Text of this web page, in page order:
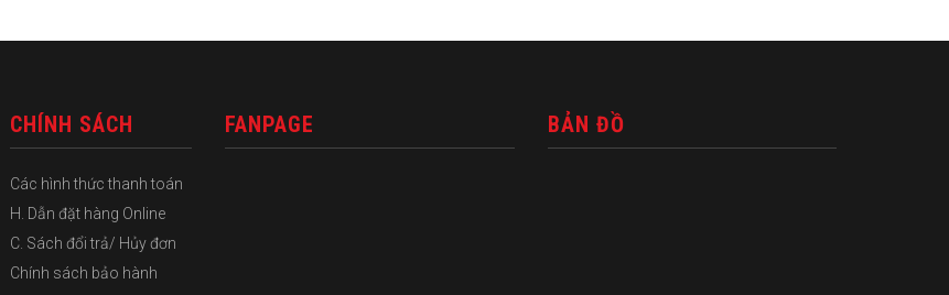
CHÍNH SÁCH
Các hình thức thanh toán
H. Dẫn đặt hàng Online
C. Sách đổi trả/ Hủy đơn
Chính sách bảo hành
FANPAGE BẢN ĐỒ